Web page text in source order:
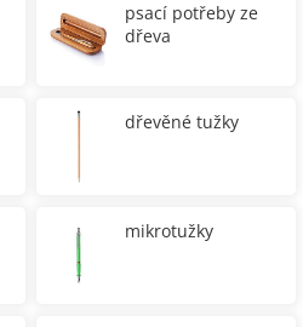
psací potřeby ze
dřeva
dřevěné tužky
mikrotužky